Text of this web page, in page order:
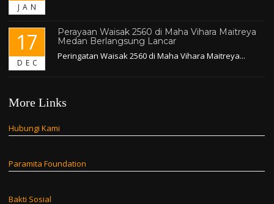
JAN
17
DEC
Perayaan Waisak 2560 di Maha Vihara Maitreya
Medan Berlangsung Lancar
Peringatan Waisak 2560 di Maha Vihara Maitreya...
More Links
Hubungi Kami
Paramita Foundation
Bakti Sosial